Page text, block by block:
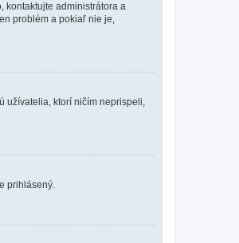
kontaktujte administrátora a
problém a pokiaľ nie je,
užívatelia, ktorí ničím neprispeli,
prihlásený.